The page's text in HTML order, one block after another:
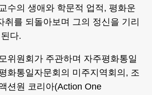
수의 생애와 학문적 업적, 평화운
취를 되돌아보며 그의 정신을 기리
다.
위원회가 주관하며 자주평화통일
화통일자문회의 미주지역회의, 조
션원 코리아(Action One